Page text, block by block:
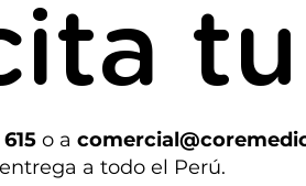
o a
a todo el Perú.